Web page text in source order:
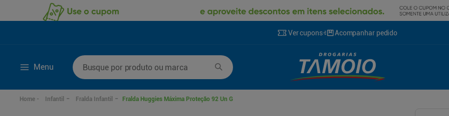
Ver cupons Acompanhar pedido
Menu
Busque por produto ou marca
Infantil Fralda Infantil Fralda Huggies Máxima Proteção 92 Un G
Termos mais buscados